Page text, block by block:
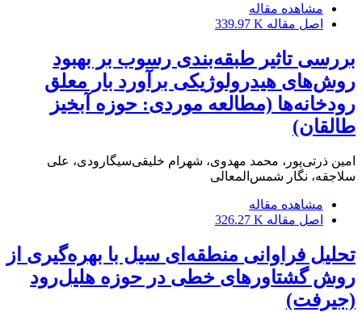
مشاهده مقاله
اصل مقاله 339.97 K
بررسی تاثیر طبقه‌بندی رسوب بر بهبود
روش‌های هیدرولوژیکی برآورد بار معلق
رودخانه‌ها (مطالعه موردی: حوزه آبخیز
طالقان)
امین ذرتی‌پور، محمد مهدوی، شهرام خلیقی‌سیگارودی، علی
سلاجقه، نگار شمس‌المعالی
مشاهده مقاله
اصل مقاله 326.27 K
تحلیل فراوانی منطقه‌ای سیل با بهره‌گیری از
روش گشتاورهای خطی در حوزه هلیل‌رود
(جیرفت)